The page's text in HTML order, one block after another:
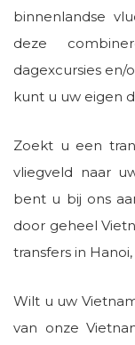
binnenlandse
deze
dagexcursies en/
kunt u uw eigen
Zoekt u een
vliegveld naar
bent u bij ons
door geheel
transfers in
Wilt u uw
van onze